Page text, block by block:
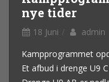
nye tider
18 Juni
admin
Kampprogrammet
Et afbud i drenge U9